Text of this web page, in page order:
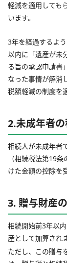
軽減を適用しても
います。
3年を経過するよ
以内に「遺産が未
る旨の承認申請書
なった事情が解消
税額軽減の制度を
2.未成年者
相続人が未成年者
（相続税法第19
けた金額の控除を
3. 贈与財産
相続開始前3年以
産として加算され
ただし、この贈与